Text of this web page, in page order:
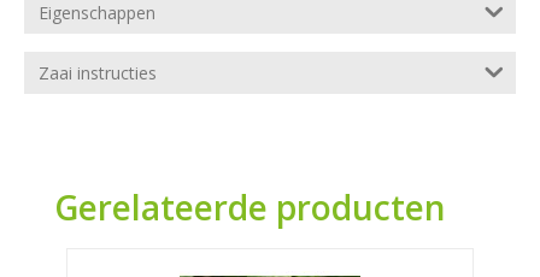
Eigenschappen
Zaai instructies
Gerelateerde producten